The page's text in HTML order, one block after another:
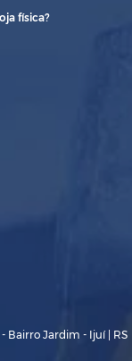
física?
Bairro Jardim - Ijuí | RS